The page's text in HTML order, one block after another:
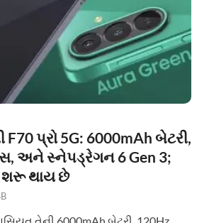
પ્રો 5G: 6000mAh બેટરી,
અને સ્નેપડ્રેગન 6 Gen 3;
થાય છે